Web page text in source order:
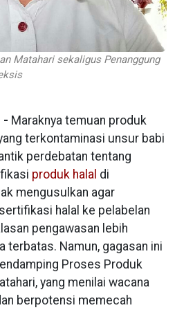
Matahari sekaligus Penanggung
- Maraknya temuan produk
terkontaminasi unsur babi
perdebatan tentang
produk halal di
mengusulkan agar
halal ke pelabelan
pengawasan lebih
terbatas. Namun, gagasan ini
Proses Produk
yang menilai wacana
berpotensi memecah